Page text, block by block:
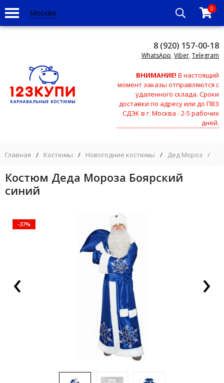
Москва 0
8 (920) 157-00-18
WhatsApp, Viber, Telegram
ВНИМАНИЕ! В настоящий
момент заказы отправляются с
удаленного склада. Сроки
доставки по адресу или до ПВЗ
СДЭК в г. Москва - 2-5 рабочих
дней.
Главная / Костюмы / Новогодние костюмы / Дед Мороз /
Костюм Деда Мороза Боярский
синий
-37%
‹ ›